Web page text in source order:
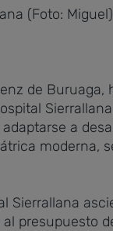
(Foto: Miguel)
de
a
moderna,
presupuesto